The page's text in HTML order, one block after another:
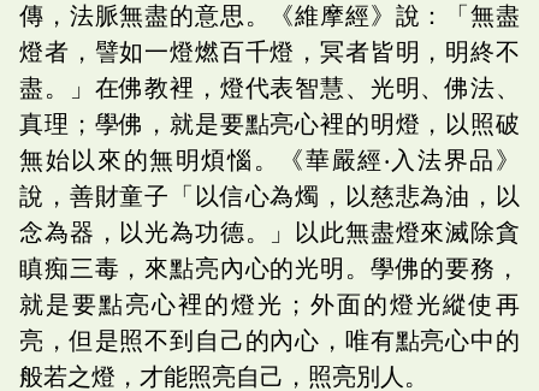
傳，法脈無盡的意思。《維摩經》說：「無盡
燈者，譬如一燈燃百千燈，冥者皆明，明終不
盡。」在佛教裡，燈代表智慧、光明、佛法、
真理；學佛，就是要點亮心裡的明燈，以照破
無始以來的無明煩惱。《華嚴經‧入法界品》
說，善財童子「以信心為燭，以慈悲為油，以
念為器，以光為功德。」以此無盡燈來滅除貪
瞋痴三毒，來點亮內心的光明。學佛的要務，
就是要點亮心裡的燈光；外面的燈光縱使再
亮，但是照不到自己的內心，唯有點亮心中的
般若之燈，才能照亮自己，照亮別人。